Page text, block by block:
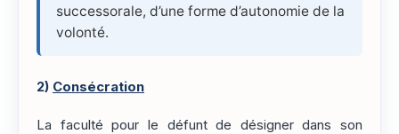
successorale, d’une forme d’autonomie de la
volonté.
2) Consécration
La faculté pour le défunt de désigner dans son